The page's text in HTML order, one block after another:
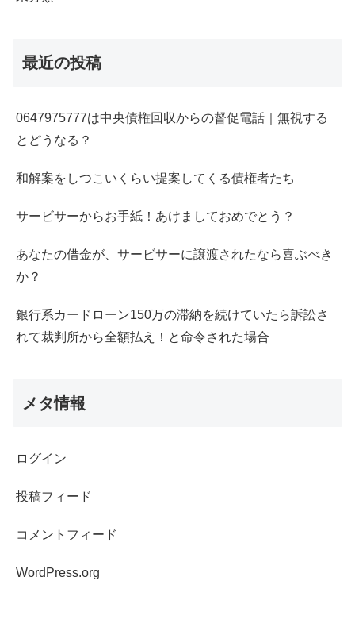
最近の投稿
0647975777は中央債権回収からの督促電話｜無視する
とどうなる？
和解案をしつこいくらい提案してくる債権者たち
サービサーからお手紙！あけましておめでとう？
あなたの借金が、サービサーに譲渡されたなら喜ぶべき
か？
銀行系カードローン150万の滞納を続けていたら訴訟さ
れて裁判所から全額払え！と命令された場合
メタ情報
ログイン
投稿フィード
コメントフィード
WordPress.org